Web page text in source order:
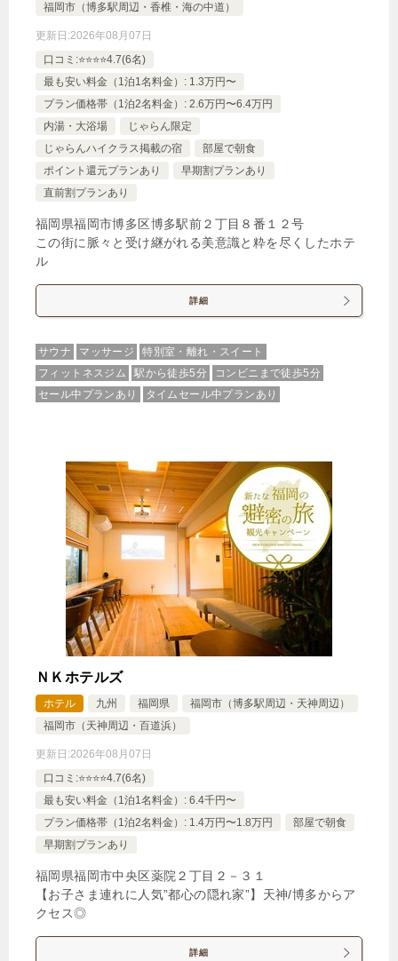
福岡市（博多駅周辺・香椎・海の中道）
更新日:2026年08月07日
口コミ:⭐️⭐️⭐️⭐️4.7(6名)
最も安い料金（1泊1名料金）: 1.3万円〜
プラン価格帯（1泊2名料金）: 2.6万円〜6.4万円
内湯・大浴場
じゃらん限定
じゃらんハイクラス掲載の宿
部屋で朝食
ポイント還元プランあり
早期割プランあり
直前割プランあり
福岡県福岡市博多区博多駅前２丁目８番１２号
この街に脈々と受け継がれる美意識と粋を尽くしたホテ
ル
詳細
サウナ マッサージ
特別室・離れ・スイート
フィットネスジム
駅から徒歩5分
コンビニまで徒歩5分
セール中プランあり
タイムセール中プランあり
ＮＫホテルズ
ホテル 九州 福岡県
福岡市（博多駅周辺・天神周辺）
福岡市（天神周辺・百道浜）
更新日:2026年08月07日
口コミ:⭐️⭐️⭐️⭐️4.7(6名)
最も安い料金（1泊1名料金）: 6.4千円〜
プラン価格帯（1泊2名料金）: 1.4万円〜1.8万円
部屋で朝食
早期割プランあり
福岡県福岡市中央区薬院２丁目２－３１
【お子さま連れに人気”都心の隠れ家”】天神/博多からア
クセス◎
詳細